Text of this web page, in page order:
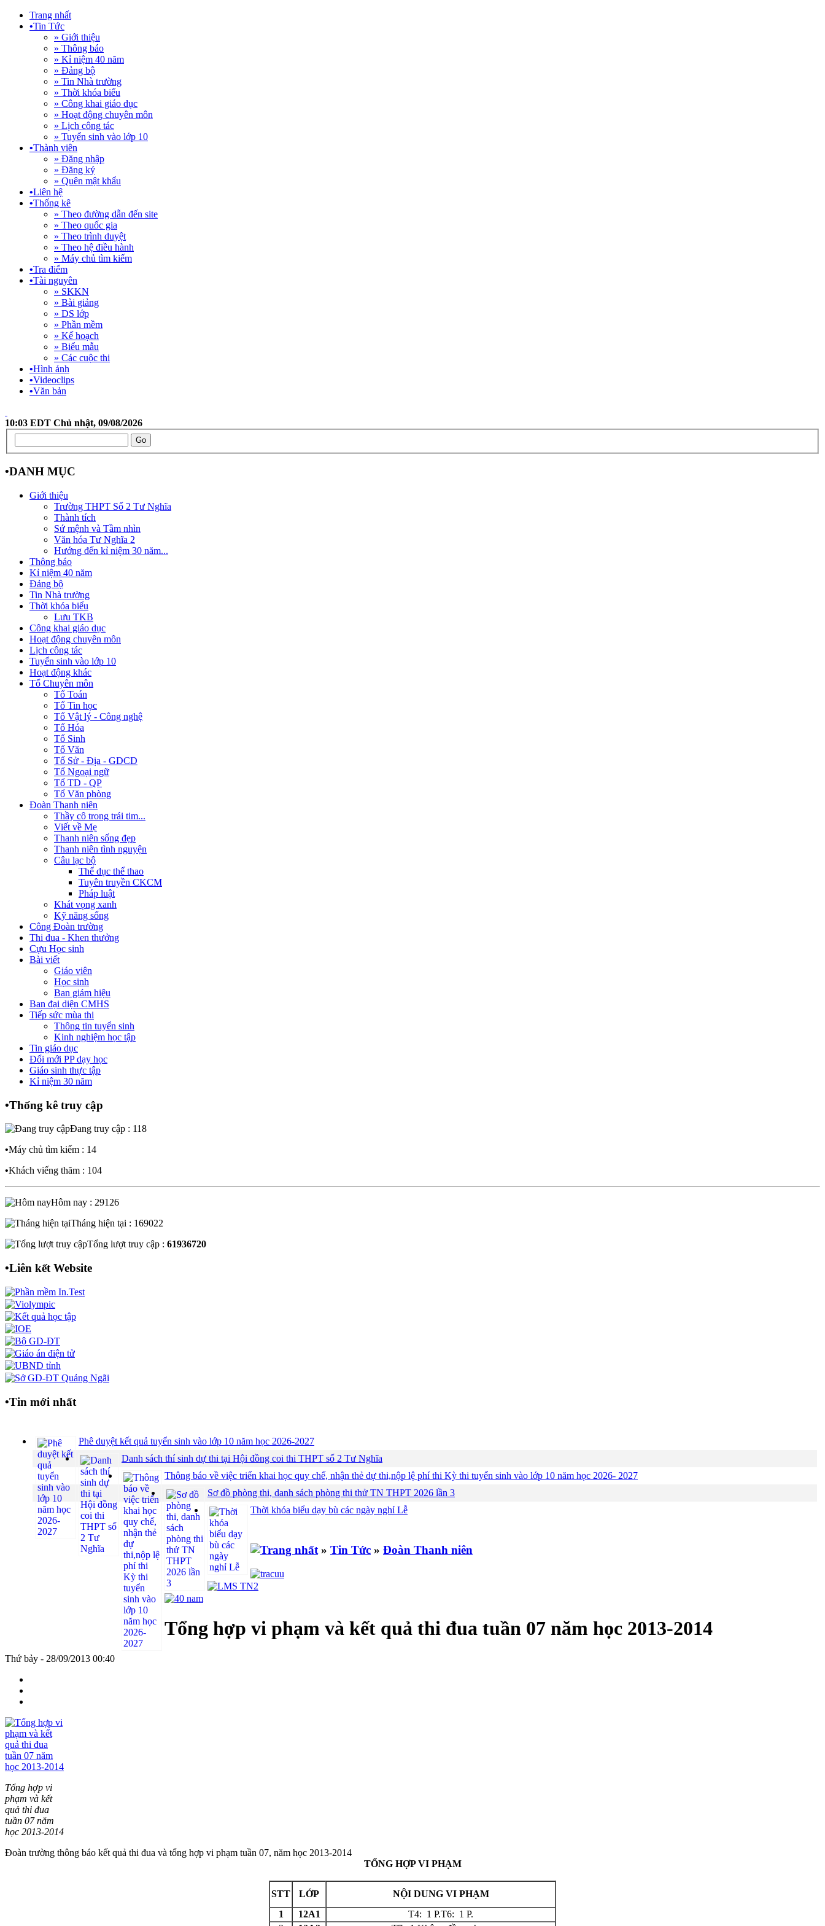
Trang nhất
•Tin Tức
» Giới thiệu
» Thông báo
» Kỉ niệm 40 năm
» Đảng bộ
» Tin Nhà trường
» Thời khóa biểu
» Công khai giáo dục
» Hoạt động chuyên môn
» Lịch công tác
» Tuyển sinh vào lớp 10
•Thành viên
» Đăng nhập
» Đăng ký
» Quên mật khẩu
•Liên hệ
•Thống kê
» Theo đường dẫn đến site
» Theo quốc gia
» Theo trình duyệt
» Theo hệ điều hành
» Máy chủ tìm kiếm
•Tra điểm
•Tài nguyên
» SKKN
» Bài giảng
» DS lớp
» Phần mềm
» Kế hoạch
» Biểu mẫu
» Các cuộc thi
•Hình ảnh
•Videoclips
•Văn bản
10:03 EDT Chủ nhật, 09/08/2026
•DANH MỤC
Giới thiệu
Trường THPT Số 2 Tư Nghĩa
Thành tích
Sứ mệnh và Tầm nhìn
Văn hóa Tư Nghĩa 2
Hướng đến kỉ niệm 30 năm...
Thông báo
Kỉ niệm 40 năm
Đảng bộ
Tin Nhà trường
Thời khóa biểu
Lưu TKB
Công khai giáo dục
Hoạt động chuyên môn
Lịch công tác
Tuyển sinh vào lớp 10
Hoạt động khác
Tổ Chuyên môn
Tổ Toán
Tổ Tin học
Tổ Vật lý - Công nghệ
Tổ Hóa
Tổ Sinh
Tổ Văn
Tổ Sử - Địa - GDCD
Tổ Ngoại ngữ
Tổ TD - QP
Tổ Văn phòng
Đoàn Thanh niên
Thầy cô trong trái tim...
Viết về Mẹ
Thanh niên sống đẹp
Thanh niên tình nguyện
Câu lạc bộ
Thể dục thể thao
Tuyên truyền CKCM
Pháp luật
Khát vọng xanh
Kỹ năng sống
Công Đoàn trường
Thi đua - Khen thưởng
Cựu Học sinh
Bài viết
Giáo viên
Học sinh
Ban giám hiệu
Ban đại diện CMHS
Tiếp sức mùa thi
Thông tin tuyển sinh
Kinh nghiệm học tập
Tin giáo dục
Đổi mới PP dạy học
Giáo sinh thực tập
Kỉ niệm 30 năm
•Thống kê truy cập
Đang truy cập : 118
•Máy chủ tìm kiếm : 14
•Khách viếng thăm : 104
Hôm nay : 29126
Tháng hiện tại : 169022
Tổng lượt truy cập : 61936720
•Liên kết Website
•Tin mới nhất
Phê duyệt kết quả tuyển sinh vào lớp 10 năm học 2026-2027
Danh sách thí sinh dự thi tại Hội đồng coi thi THPT số 2 Tư Nghĩa
Thông báo về việc triển khai học quy chế, nhận thẻ dự thi,nộp lệ phí thi Kỳ thi tuyển sinh vào lớp 10 năm học 2026- 2027
Sơ đồ phòng thi, danh sách phòng thi thử TN THPT 2026 lần 3
Thời khóa biểu dạy bù các ngày nghỉ Lễ
» Tin Tức » Đoàn Thanh niên
Tổng hợp vi phạm và kết quả thi đua tuần 07 năm học 2013-2014
Thứ bảy - 28/09/2013 00:40
Tổng hợp vi
phạm và kết
quả thi đua
tuần 07 năm
học 2013-2014
Đoàn trường thông báo kết quả thi đua và tổng hợp vi phạm tuần 07, năm học 2013-2014
TỔNG HỢP VI PHẠM
STT LỚP
NỘI DUNG VI PHẠM
1
12A1
T4: 1 P.T6: 1 P.